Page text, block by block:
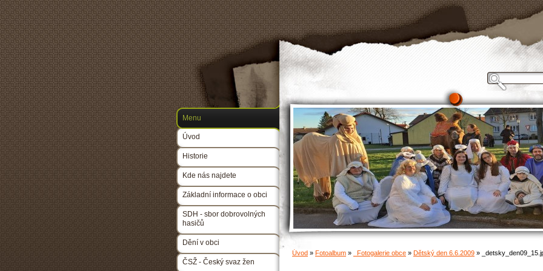
Úvod » Fotoalbum » _Fotogalerie obce » Dětský den 6.6.2009 »
Menu
Úvod
Historie
Kde nás najdete
Základní informace o obci
SDH - sbor dobrovolných
hasičů
Dění v obci
ČSŽ - Český svaz žen